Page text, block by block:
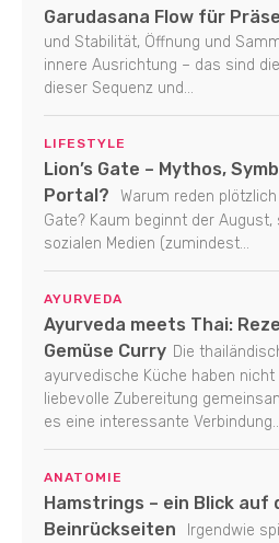
Garudasana Flow für
und Stabilität, Öffnung und
innere Ausrichtung – das sind
dieser Sequenz und...
LIFESTYLE
Lion’s Gate – Mythos,
Portal?
Warum reden
Gate? Kaum beginnt der
sozialen Medien (zumindest...
AYURVEDA
Ayurveda meets Thai:
Gemüse Curry Die
ayurvedische Küche haben
liebevolle Zubereitung
es eine interessante
ANATOMIE
Hamstrings – ein Blick auf
Beinrückseiten
Irgendwie